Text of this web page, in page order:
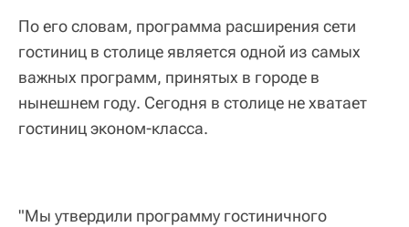
По его словам, программа расширения сети
гостиниц в столице является одной из самых
важных программ, принятых в городе в
нынешнем году. Сегодня в столице не хватает
гостиниц эконом-класса.
"Мы утвердили программу гостиничного